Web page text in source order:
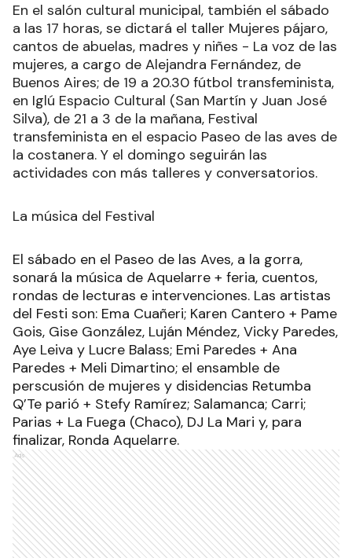
En el salón cultural municipal, también el sábado
a las 17 horas, se dictará el taller Mujeres pájaro,
cantos de abuelas, madres y niñes - La voz de las
mujeres, a cargo de Alejandra Fernández, de
Buenos Aires; de 19 a 20.30 fútbol transfeminista,
en Iglú Espacio Cultural (San Martín y Juan José
Silva), de 21 a 3 de la mañana, Festival
transfeminista en el espacio Paseo de las aves de
la costanera. Y el domingo seguirán las
actividades con más talleres y conversatorios.
La música del Festival
El sábado en el Paseo de las Aves, a la gorra,
sonará la música de Aquelarre + feria, cuentos,
rondas de lecturas e intervenciones. Las artistas
del Festi son: Ema Cuañeri; Karen Cantero + Pame
Gois, Gise González, Luján Méndez, Vicky Paredes,
Aye Leiva y Lucre Balass; Emi Paredes + Ana
Paredes + Meli Dimartino; el ensamble de
perscusión de mujeres y disidencias Retumba
Q’Te parió + Stefy Ramírez; Salamanca; Carri;
Parias + La Fuega (Chaco), DJ La Mari y, para
finalizar, Ronda Aquelarre.
Ads